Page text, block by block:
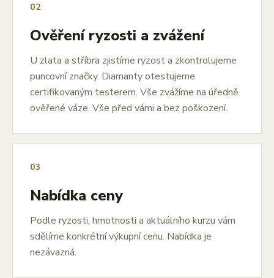
02
Ověření ryzosti a zvážení
U zlata a stříbra zjistíme ryzost a zkontrolujeme
puncovní značky. Diamanty otestujeme
certifikovaným testerem. Vše zvážíme na úředně
ověřené váze. Vše před vámi a bez poškození.
03
Nabídka ceny
Podle ryzosti, hmotnosti a aktuálního kurzu vám
sdělíme konkrétní výkupní cenu. Nabídka je
nezávazná.